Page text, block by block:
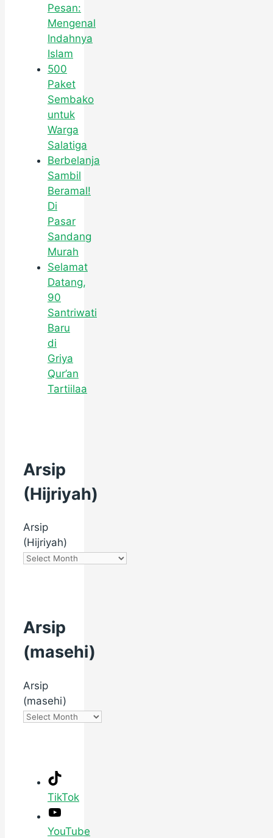
Pesan:
Mengenal
Indahnya
Islam
500
Paket
Sembako
untuk
Warga
Salatiga
Berbelanja
Sambil
Beramal!
Di
Pasar
Sandang
Murah
Selamat
Datang,
90
Santriwati
Baru
di
Griya
Qur’an
Tartiilaa
Arsip
(Hijriyah)
Arsip
(Hijriyah)
Arsip
(masehi)
Arsip
(masehi)
TikTok
YouTube